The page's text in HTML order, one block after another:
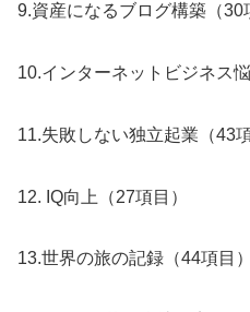
9.資産になるブログ構築（30
10.インターネットビジネス
11.失敗しない独立起業（43項
12. IQ向上（27項目）
13.世界の旅の記録（44項目）